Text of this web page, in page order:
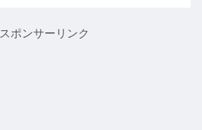
スポンサーリンク